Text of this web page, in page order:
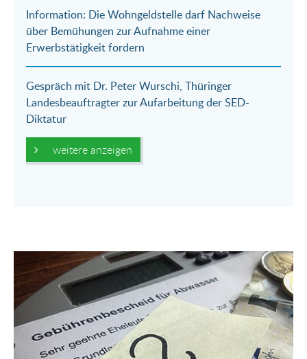
Information: Die Wohngeldstelle darf Nachweise
über Bemühungen zur Aufnahme einer
Erwerbstätigkeit fordern
Gespräch mit Dr. Peter Wurschi, Thüringer
Landesbeauftragter zur Aufarbeitung der SED-
Diktatur
weitere anzeigen